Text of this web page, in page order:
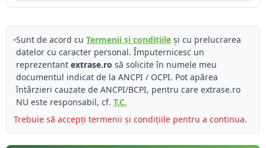
Sunt de acord cu Termenii și condițiileși cu prelucrarea
datelor cu caracter personal. Împuternicesc un
reprezentant extrase.ro să solicite în numele meu
documentul indicat de la ANCPI / OCPI. Pot apărea
întârzieri cauzate de ANCPI/BCPI, pentru care extrase.ro
NU este responsabil, cf. T.C.
Trebuie să accepți termenii și condițiile pentru a continua.